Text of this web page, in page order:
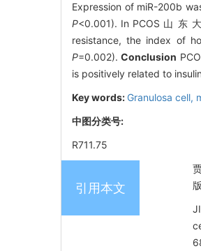
Expression of miR-200b
P<0.001). In PCOS 山 东
resistance, the index of
P=0.002).Conclusion
is positively related to
Key words: Granulosa cell,
中图分类号:
R711.75
引用本文